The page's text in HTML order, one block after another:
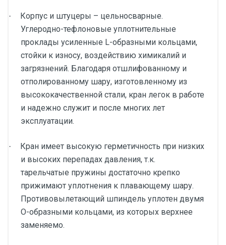
·
Корпус и штуцеры – цельносварные.
Углеродно-тефлоновые уплотнительные
проклады усиленные L-образными кольцами,
стойки к износу, воздействию химикалий и
загрязнений. Благодаря отшлифованному и
отполированному шару, изготовленному из
высококачественной стали, кран легок в работе
и надежно служит и после многих лет
эксплуатации.
·
Кран имеет высокую герметичность при низких
и высоких перепадах давления, т.к.
тарельчатые пружины достаточно крепко
прижимают уплотнения к плавающему шару.
Противовылетающий шпиндель уплотен двумя
О-образными кольцами, из которых верхнее
заменяемо.